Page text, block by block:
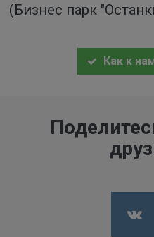
(Бизнес парк
Как к